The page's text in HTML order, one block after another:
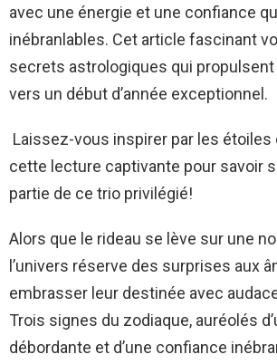
avec une énergie et une confiance
inébranlables. Cet article fascinant
secrets astrologiques qui
vers un début d’année exceptionnel.
Laissez-vous inspirer par les étoiles
cette lecture captivante pour savoir
partie de ce trio privilégié!
Alors que le rideau se lève sur une
l’univers réserve des surprises aux
embrasser leur destinée avec
Trois signes du zodiaque, auréolés
débordante et d’une confiance